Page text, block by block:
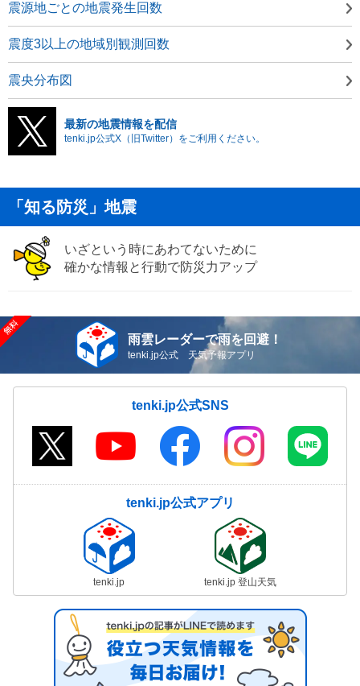
震源地ごとの地震発生回数
震度3以上の地域別観測回数
震央分布図
最新の地震情報を配信
tenki.jp公式X（旧Twitter）をご利用ください。
「知る防災」地震
いざという時にあわてないために
確かな情報と行動で防災力アップ
雨雲レーダーで雨を回避！
tenki.jp公式 天気予報アプリ
tenki.jp公式SNS
tenki.jp公式アプリ
tenki.jp tenki.jp 登山天気